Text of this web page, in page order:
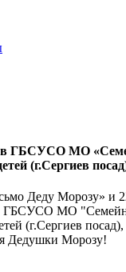
в ГБСУСО МО
(г.Сергиев
Деду Морозу» и
ГБСУСО МО
(г.Сергиев посад),
Дедушки Морозу!